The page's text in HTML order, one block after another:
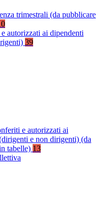
trimestrali (da pubblicare
autorizzati ai dipendenti
39
e autorizzati ai
e non dirigenti) (da
tabelle) 13